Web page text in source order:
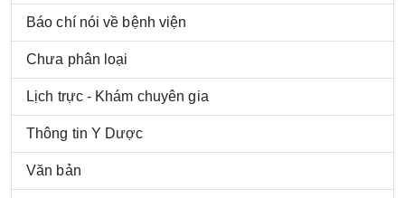
Báo chí nói về bệnh viện
Chưa phân loại
Lịch trực - Khám chuyên gia
Thông tin Y Dược
Văn bản